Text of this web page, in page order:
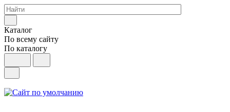
Каталог
По всему сайту
По каталогу